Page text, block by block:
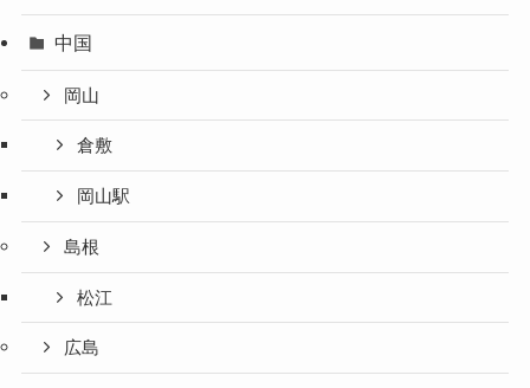
中国
岡山
倉敷
岡山駅
島根
松江
広島